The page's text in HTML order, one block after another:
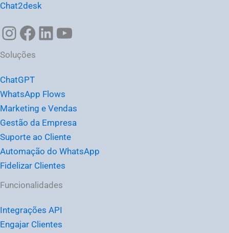
Chat2desk
Soluções
ChatGPT
WhatsApp Flows
Marketing e Vendas
Gestão da Empresa
Suporte ao Cliente
Automação do WhatsApp
Fidelizar Clientes
Funcionalidades
Integrações API
Engajar Clientes